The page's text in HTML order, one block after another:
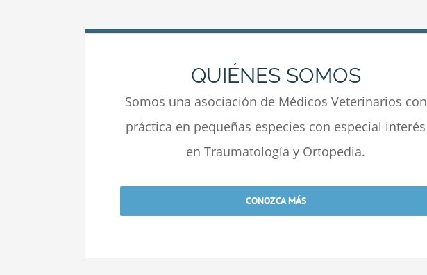
QUIÉNES SOMOS
Somos una asociación de Médicos Veterinarios con
práctica en pequeñas especies con especial interés
en Traumatología y Ortopedia.
CONOZCA MÁS